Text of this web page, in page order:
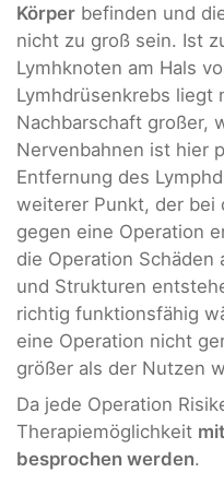
Körper befinden und
nicht zu groß sein. Ist
Lymhknoten am Hals
Lymhdrüsenkrebs liegt
Nachbarschaft großer,
Nervenbahnen ist hier
Entfernung des
weiterer Punkt, der bei
gegen eine Operation
die Operation Schäden
und Strukturen
richtig funktionsfähig
eine Operation nicht
größer als der Nutzen
Da jede Operation
Therapiemöglichkeit
besprochen werden.